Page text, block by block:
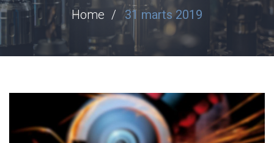
Home 31 marts 2019